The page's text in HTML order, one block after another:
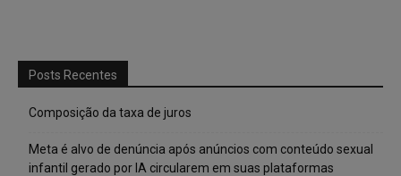
Posts Recentes
Composição da taxa de juros
Meta é alvo de denúncia após anúncios com conteúdo sexual
infantil gerado por IA circularem em suas plataformas